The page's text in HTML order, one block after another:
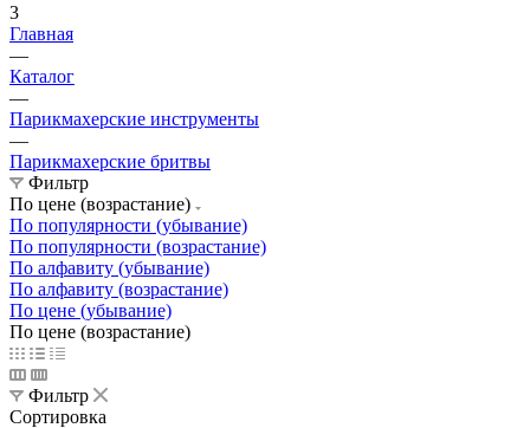
3
Главная
—
Каталог
—
Парикмахерские инструменты
—
Парикмахерские бритвы
Фильтр
По цене (возрастание)
По популярности (убывание)
По популярности (возрастание)
По алфавиту (убывание)
По алфавиту (возрастание)
По цене (убывание)
По цене (возрастание)
Фильтр
Сортировка